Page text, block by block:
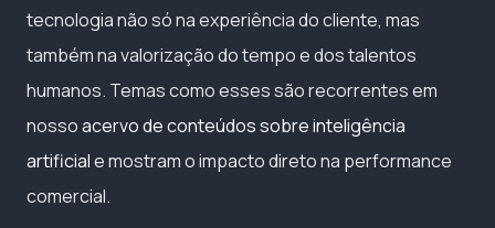
tecnologia não só na experiência do cliente, mas
também na valorização do tempo e dos talentos
humanos. Temas como esses são recorrentes em
nossoacervo de conteúdos sobre inteligência
artificiale mostram o impacto direto na performance
comercial.